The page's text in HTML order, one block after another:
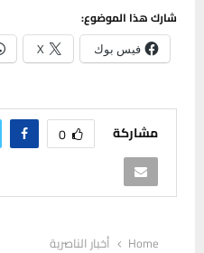
شارك هذا الموضوع:
فيس بوك X
مشاركة 0
Home
أخبار الناصرية